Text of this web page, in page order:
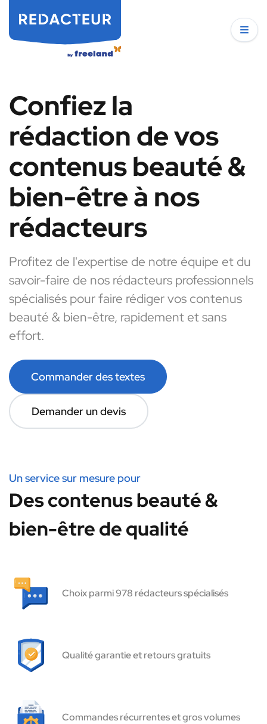
Confiez la
rédaction de vos
contenus beauté &
bien-être à nos
rédacteurs
Profitez de l'expertise de notre équipe et du
savoir-faire de nos rédacteurs professionnels
spécialisés pour faire rédiger vos contenus
beauté & bien-être, rapidement et sans
effort.
Commander des textes
Demander un devis
Un service sur mesure pour
Des contenus beauté &
bien-être de qualité
Choix parmi 978 rédacteurs spécialisés
Qualité garantie et retours gratuits
Commandes récurrentes et gros volumes